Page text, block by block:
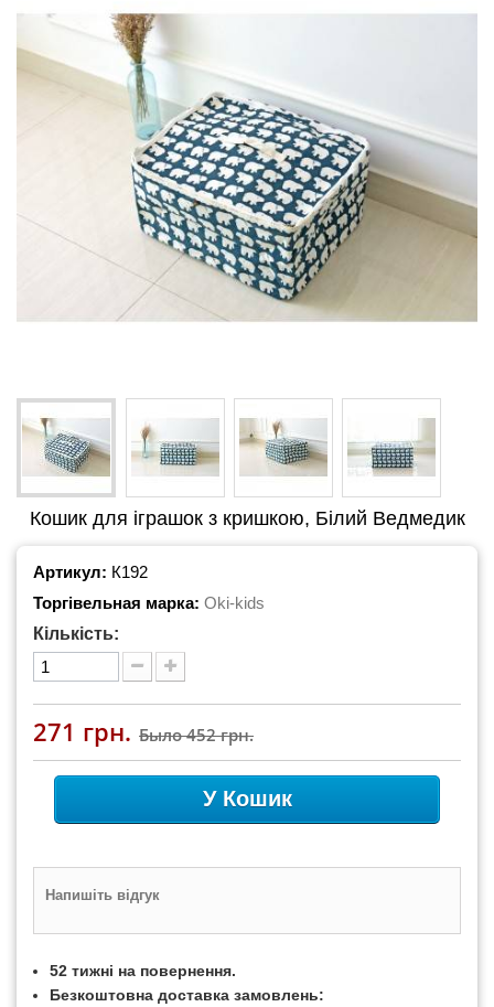
Кошик для іграшок з кришкою, Білий Ведмедик
Артикул: К192
Торгівельная марка: Oki-kids
Кількість:
271 грн. Было452 грн.
У Кошик
Напишіть відгук
52 тижні на повернення.
Безкоштовна доставка замовлень: